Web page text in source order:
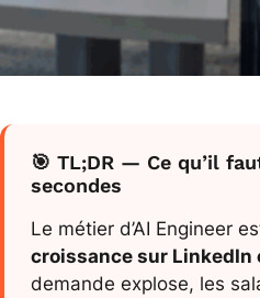
🎯 TL;DR — Ce qu’il
secondes
Le métier d’AI Engineer
croissance sur LinkedIn
demande explose, les